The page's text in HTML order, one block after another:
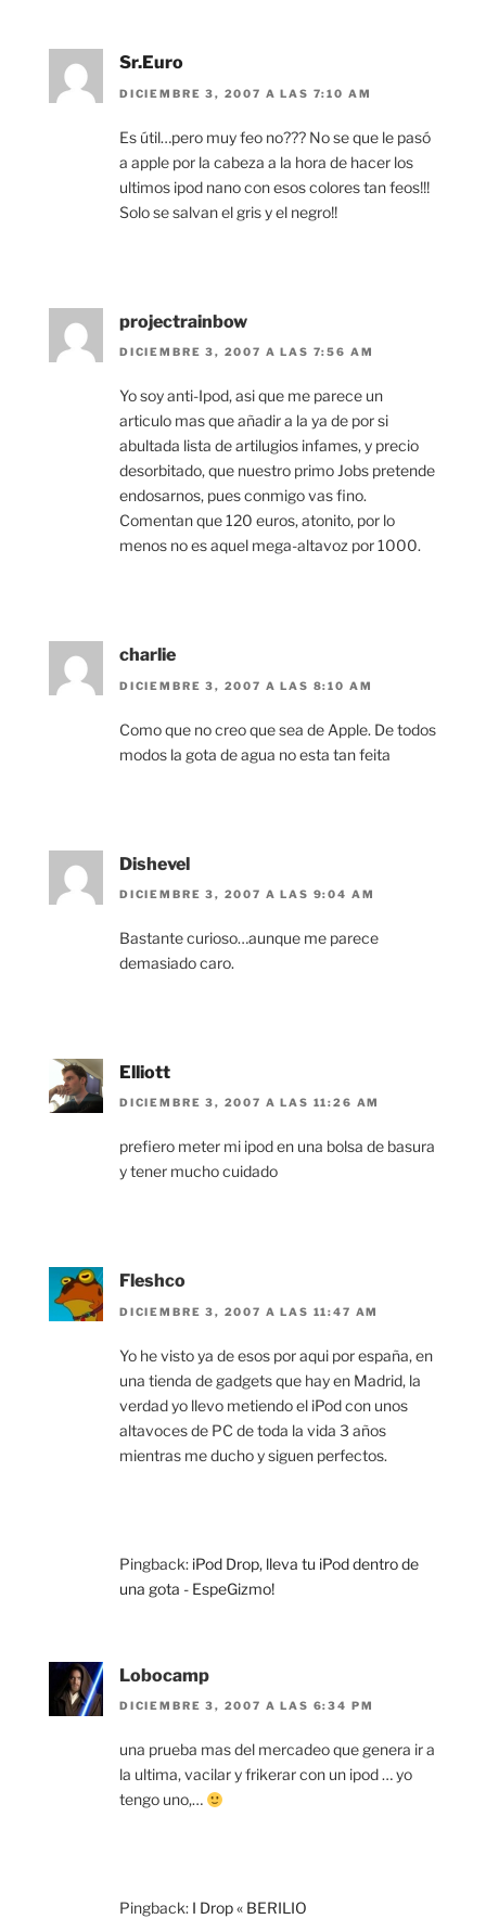
Sr.Euro
DICIEMBRE 3, 2007 A LAS 7:10 AM
Es útil…pero muy feo no??? No se que le pasó
a apple por la cabeza a la hora de hacer los
ultimos ipod nano con esos colores tan feos!!!
Solo se salvan el gris y el negro!!
projectrainbow
DICIEMBRE 3, 2007 A LAS 7:56 AM
Yo soy anti-Ipod, asi que me parece un
articulo mas que añadir a la ya de por si
abultada lista de artilugios infames, y precio
desorbitado, que nuestro primo Jobs pretende
endosarnos, pues conmigo vas fino.
Comentan que 120 euros, atonito, por lo
menos no es aquel mega-altavoz por 1000.
charlie
DICIEMBRE 3, 2007 A LAS 8:10 AM
Como que no creo que sea de Apple. De todos
modos la gota de agua no esta tan feita
Dishevel
DICIEMBRE 3, 2007 A LAS 9:04 AM
Bastante curioso…aunque me parece
demasiado caro.
Elliott
DICIEMBRE 3, 2007 A LAS 11:26 AM
prefiero meter mi ipod en una bolsa de basura
y tener mucho cuidado
Fleshco
DICIEMBRE 3, 2007 A LAS 11:47 AM
Yo he visto ya de esos por aqui por españa, en
una tienda de gadgets que hay en Madrid, la
verdad yo llevo metiendo el iPod con unos
altavoces de PC de toda la vida 3 años
mientras me ducho y siguen perfectos.
Pingback: iPod Drop, lleva tu iPod dentro de
una gota - EspeGizmo!
Lobocamp
DICIEMBRE 3, 2007 A LAS 6:34 PM
una prueba mas del mercadeo que genera ir a
la ultima, vacilar y frikerar con un ipod … yo
tengo uno,…
Pingback: I Drop « BERILIO